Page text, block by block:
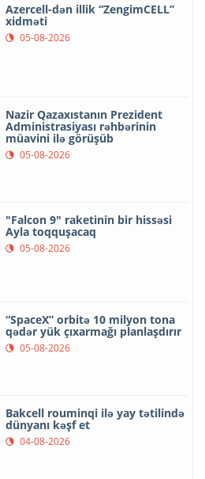
Azercell-dən illik “ZengimCELL”
xidməti
05-08-2026
Nazir Qazaxıstanın Prezident
Administrasiyası rəhbərinin
müavini ilə görüşüb
05-08-2026
"Falcon 9" raketinin bir hissəsi
Ayla toqquşacaq
05-08-2026
“SpaceX” orbitə 10 milyon tona
qədər yük çıxarmağı planlaşdırır
05-08-2026
Bakcell rouminqi ilə yay tətilində
dünyanı kəşf et
04-08-2026